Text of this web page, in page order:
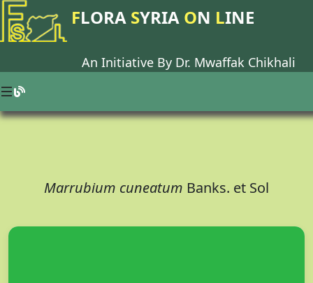
FLORA SYRIA ON LINE
An Initiative By Dr. Mwaffak Chikhali
Marrubium cuneatum Banks. et Sol